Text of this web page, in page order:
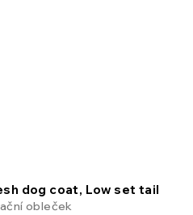
dog coat, Low set tail
obleček